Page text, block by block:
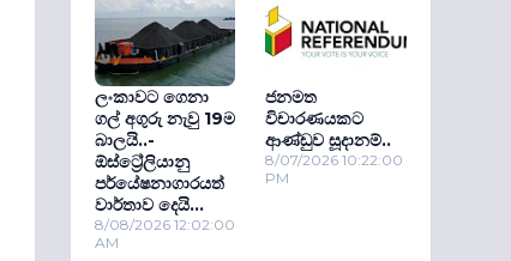
ලංකාවට ගෙනා
ගල් අගුරු නැවු 19ම
බාලයි..-
ඕස්ට්‍රේලියානු
පර්යේෂනාගාරයත්
වාර්තාව දෙයි...
8/08/2026 12:02:00
AM
ජනමත
විචාරණයකට
ආණ්ඩුව සූදානම්..
8/07/2026 10:22:00
PM